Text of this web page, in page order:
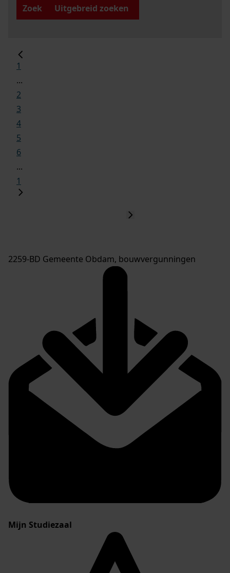
Zoek
Uitgebreid zoeken
1
...
2
3
4
5
6
...
1
2259-BD Gemeente Obdam, bouwvergunningen
Mijn Studiezaal